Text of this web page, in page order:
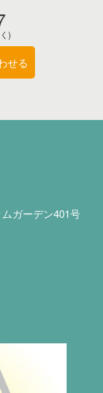
)
せる
ガーデン401号